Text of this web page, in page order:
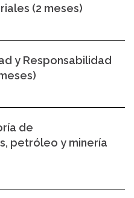
(2 meses)
y Responsabilidad
de
petróleo y minería